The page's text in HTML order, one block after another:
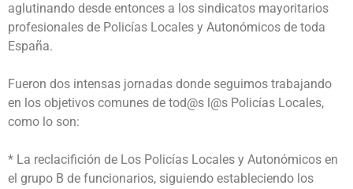
aglutinando desde entonces a los sindicatos mayoritarios
profesionales de Policías Locales y Autonómicos de toda
España.
Fueron dos intensas jornadas donde seguimos trabajando
en los objetivos comunes de tod@s l@s Policías Locales,
como lo son:
* La reclacifición de Los Policías Locales y Autonómicos en
el grupo B de funcionarios, siguiendo estableciendo los